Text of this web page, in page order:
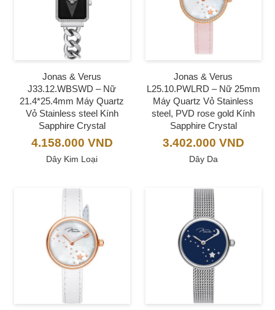
Jonas & Verus
J33.12.WBSWD – Nữ
21.4*25.4mm Máy Quartz
Vỏ Stainless steel Kính
Sapphire Crystal
4.158.000 VND
Dây Kim Loại
Jonas & Verus
L25.10.PWLRD – Nữ 25mm
Máy Quartz Vỏ Stainless
steel, PVD rose gold Kính
Sapphire Crystal
3.402.000 VND
Dây Da